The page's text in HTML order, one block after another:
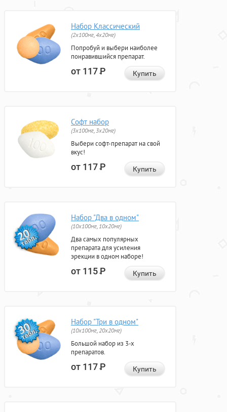
Набор Классический
(2x100мг, 4x20мг)
Попробуй и выбери наиболее
понравившийся препарат.
от 117Р Купить
Софт набор
(3x100мг, 3x20мг)
Выбери софт-препарат на свой
вкус!
от 117Р Купить
Набор "Два в одном"
(10x100мг, 10x20мг)
Два самых популярных
препарата для усиления
эрекции в одном наборе!
от 115Р Купить
Набор "Три в одном"
(10x100мг, 20x20мг)
Большой набор из 3-х
препаратов.
от 117Р Купить